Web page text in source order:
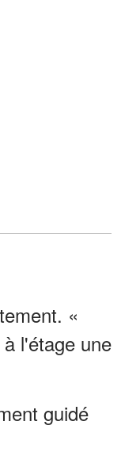
«
l'étage une
guidé